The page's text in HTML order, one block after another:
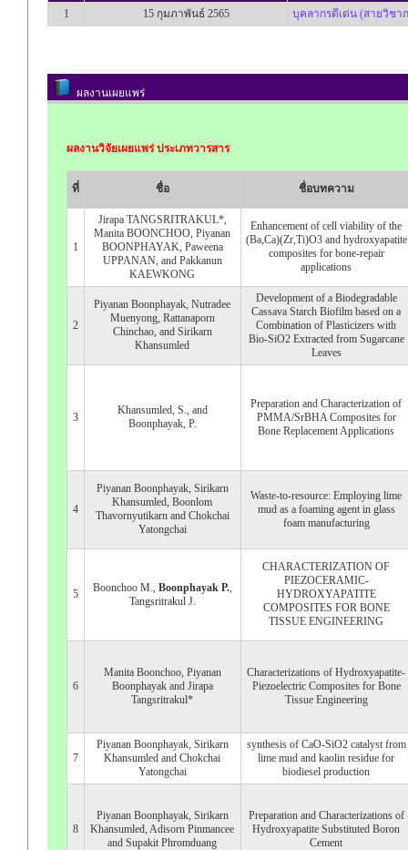
1
15 กุมภาพันธ์ 2565 บุคลากรดีเด่น (สายวิชา
ผลงานเผยแพร่
ผลงานวิจัยเผยแพร่ ประเภทวารสาร
ที่ ชื่อ ชื่อบทความ
1
Jirapa TANGSRITRAKUL*,
Manita BOONCHOO, Piyanan
BOONPHAYAK, Paweena
UPPANAN, and Pakkanun
KAEWKONG
Enhancement of cell viability of the
(Ba,Ca)(Zr,Ti)O3 and hydroxyapatite
composites for bone-repair
applications
2
Piyanan Boonphayak, Nutradee
Muenyong, Rattanaporn
Chinchao, and Sirikarn
Khansumled
Development of a Biodegradable
Cassava Starch Biofilm based on a
Combination of Plasticizers with
Bio‐SiO2 Extracted from Sugarcane
Leaves
3
Khansumled, S., and
Boonphayak, P.
Preparation and Characterization of
PMMA/SrBHA Composites for
Bone Replacement Applications
4
Piyanan Boonphayak, Sirikarn
Khansumled, Boonlom
Thavornyutikarn and Chokchai
Yatongchai
Waste-to-resource: Employing lime
mud as a foaming agent in glass
foam manufacturing
5 Boonchoo M., Boonphayak P.,
Tangsritrakul J.
CHARACTERIZATION OF
PIEZOCERAMIC-
HYDROXYAPATITE
COMPOSITES FOR BONE
TISSUE ENGINEERING
6
Manita Boonchoo, Piyanan
Boonphayak and Jirapa
Tangsritrakul*
Characterizations of Hydroxyapatite-
Piezoelectric Composites for Bone
Tissue Engineering
7
Piyanan Boonphayak, Sirikarn
Khansumled and Chokchai
Yatongchai
synthesis of CaO-SiO2 catalyst from
lime mud and kaolin residue for
biodiesel production
8
Piyanan Boonphayak, Sirikarn
Khansumled, Adisorn Pinmancee
and Supakit Phromduang
Preparation and Characterizations of
Hydroxyapatite Substituted Boron
Cement